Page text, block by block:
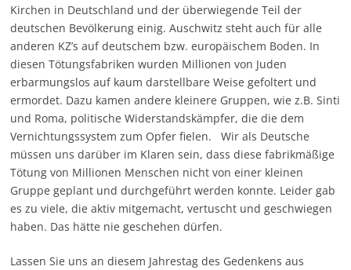
Kirchen in Deutschland und der überwiegende Teil der
deutschen Bevölkerung einig. Auschwitz steht auch für alle
anderen KZ’s auf deutschem bzw. europäischem Boden. In
diesen Tötungsfabriken wurden Millionen von Juden
erbarmungslos auf kaum darstellbare Weise gefoltert und
ermordet. Dazu kamen andere kleinere Gruppen, wie z.B. Sinti
und Roma, politische Widerstandskämpfer, die die dem
Vernichtungssystem zum Opfer fielen. Wir als Deutsche
müssen uns darüber im Klaren sein, dass diese fabrikmäßige
Tötung von Millionen Menschen nicht von einer kleinen
Gruppe geplant und durchgeführt werden konnte. Leider gab
es zu viele, die aktiv mitgemacht, vertuscht und geschwiegen
haben. Das hätte nie geschehen dürfen.
Lassen Sie uns an diesem Jahrestag des Gedenkens aus